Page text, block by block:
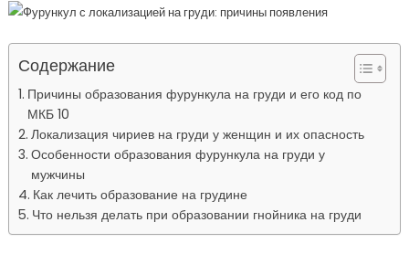
Содержание
Причины образования фурункула на груди и его код по
МКБ 10
Локализация чириев на груди у женщин и их опасность
Особенности образования фурункула на груди у
мужчины
Как лечить образование на грудине
Что нельзя делать при образовании гнойника на груди